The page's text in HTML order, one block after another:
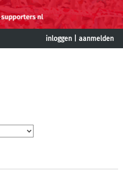
inloggen aanmelden